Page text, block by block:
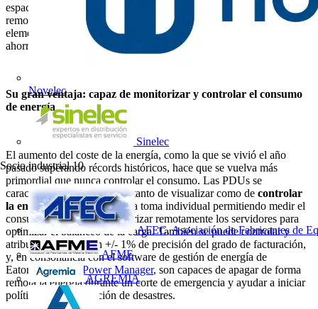
Novelec
Sinelec
Socio industrial 10
AFEC, Asociación de Fabricantes de
AFME
AGREMIA
espacio, la instalación y mantenimiento simplificados, el control
remoto, la continuidad de servicio en caso de sustitución de un
elemento, la recopilación y monitorización de datos ambientales y el
ahorro de dinero en componentes de red.
Su gran ventaja: capaz de monitorizar y controlar el consumo
de energía
El aumento del coste de la energía, como la que se vivió el año
pasado superando récords históricos, hace que se vuelva más
primordial que nunca controlar el consumo. Las PDUs se
caracterizan por ser capaces tanto de visualizar como de controlar
la energíahasta el nivel de la toma individual permitiendo medir el
consumo, además de monitorizar remotamente los servidores para
optimizar el balanceo de la carga. También se puede controlar y
atribuir los costes con +/- 1% de precisión del grado de facturación,
y, en consonancia con el software de gestión de energía de
Eaton
Intelligent Power Manager, son capaces de apagar de forma
remota la energía durante un corte de emergencia y ayudar a iniciar
políticas de recuperación de desastres.